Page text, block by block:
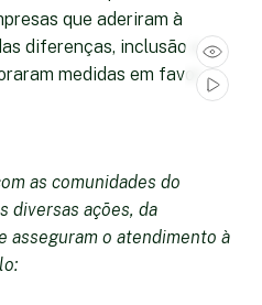
que aderiram à
diferenças, inclusão e
medidas em favor
as comunidades do
diversas ações, da
asseguram o atendimento à